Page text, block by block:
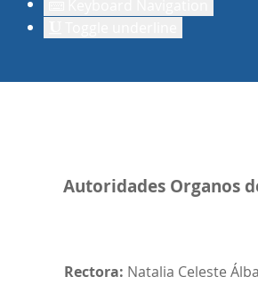
Autoridades Organos
Rectora: Natalia Celeste